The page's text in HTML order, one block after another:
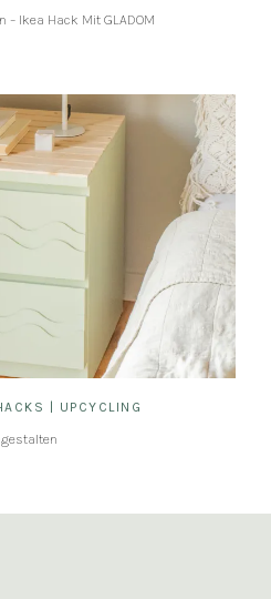
Ikea Hack Mit GLADOM
UPCYCLING